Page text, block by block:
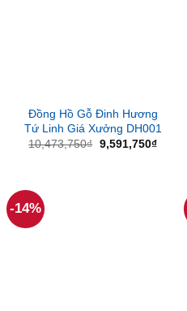
Đồng Hồ Gỗ Đinh Hương
Tứ Linh Giá Xưởng DH001
10,473,750₫ Giá
9,591,750₫Giá
-14%